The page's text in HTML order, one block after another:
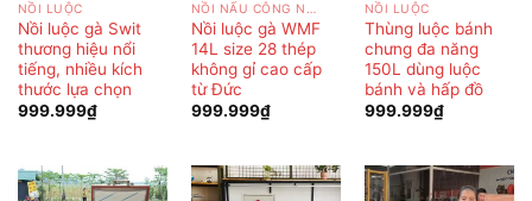
NỒI LUỘC
Nồi luộc gà Swit
thương hiệu nổi
tiếng, nhiều kích
thước lựa chọn
999.999₫
Nồi luộc gà WMF
14L size 28 thép
không gỉ cao cấp
từ Đức
999.999₫
NỒI LUỘC
Thùng luộc bánh
chưng đa năng
150L dùng luộc
bánh và hấp đồ
999.999₫